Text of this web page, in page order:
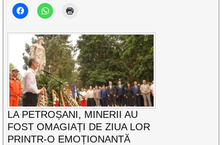
LA PETROȘANI, MINERII AU
FOST OMAGIAȚI DE ZIUA LOR
PRINTR-O EMOȚIONANTĂ